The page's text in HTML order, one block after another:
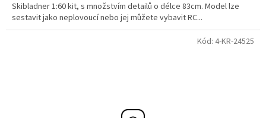
Skibladner 1:60 kit, s množstvím detailů o délce 83cm. Model lze
sestavit jako neplovoucí nebo jej můžete vybavit RC...
Kód: 4-KR-24525